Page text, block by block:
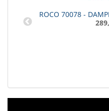
ROCO 70078 -